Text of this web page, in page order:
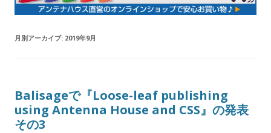
月別アーカイブ: 2019年9月
Balisageで『Loose-leaf publishing
using Antenna House and CSS』の発表
その3